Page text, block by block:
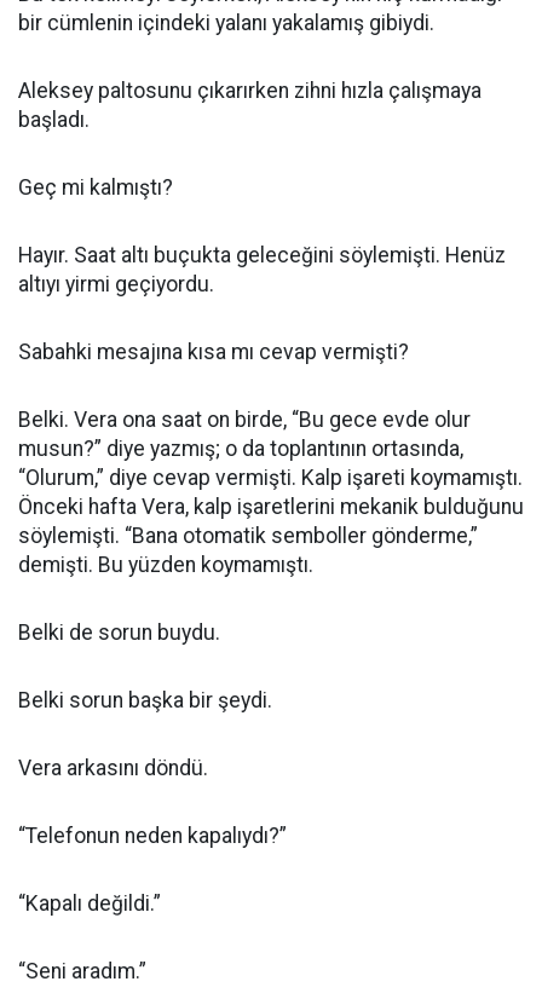
bir cümlenin içindeki yalanı yakalamış gibiydi.
Aleksey paltosunu çıkarırken zihni hızla çalışmaya
başladı.
Geç mi kalmıştı?
Hayır. Saat altı buçukta geleceğini söylemişti. Henüz
altıyı yirmi geçiyordu.
Sabahki mesajına kısa mı cevap vermişti?
Belki. Vera ona saat on birde, “Bu gece evde olur
musun?” diye yazmış; o da toplantının ortasında,
“Olurum,” diye cevap vermişti. Kalp işareti koymamıştı.
Önceki hafta Vera, kalp işaretlerini mekanik bulduğunu
söylemişti. “Bana otomatik semboller gönderme,”
demişti. Bu yüzden koymamıştı.
Belki de sorun buydu.
Belki sorun başka bir şeydi.
Vera arkasını döndü.
“Telefonun neden kapalıydı?”
“Kapalı değildi.”
“Seni aradım.”